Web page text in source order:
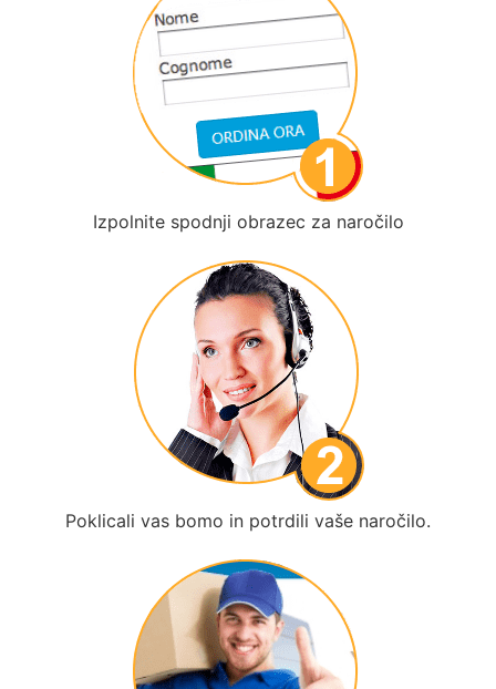
Izpolnite spodnji obrazec za naročilo
Poklicali vas bomo in potrdili vaše naročilo.